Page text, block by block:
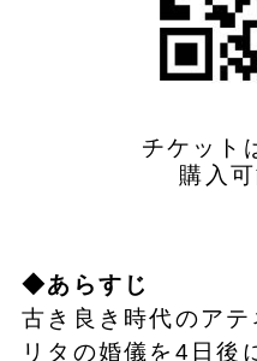
チケット
購入可
◆あらすじ
古き良き時代のア
リタの婚儀を4日後